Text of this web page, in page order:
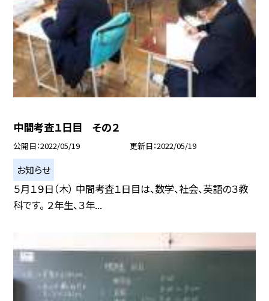
中間考査１日目 その２
公開日 2022/05/19 更新日 2022/05/19
お知らせ
５月１９日（木） 中間考査１日目は、数学、社会、英語の３教
科です。 ２年生、３年...